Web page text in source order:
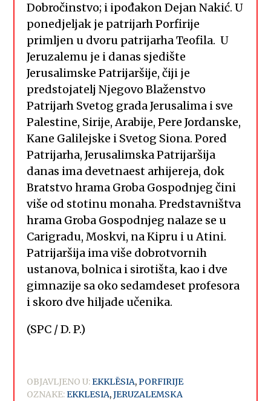
Dobročinstvo; i ipođakon Dejan Nakić. U
ponedjeljak je patrijarh Porfirije
primljen u dvoru patrijarha Teofila. U
Jeruzalemu je i danas sjedište
Jerusalimske Patrijaršije, čiji je
predstojatelj Njegovo Blaženstvo
Patrijarh Svetog grada Jerusalima i sve
Palestine, Sirije, Arabije, Pere Jordanske,
Kane Galilejske i Svetog Siona. Pored
Patrijarha, Jerusalimska Patrijaršija
danas ima devetnaest arhijereja, dok
Bratstvo hrama Groba Gospodnjeg čini
više od stotinu monaha. Predstavništva
hrama Groba Gospodnjeg nalaze se u
Carigradu, Moskvi, na Kipru i u Atini.
Patrijaršija ima više dobrotvornih
ustanova, bolnica i sirotišta, kao i dve
gimnazije sa oko sedamdeset profesora
i skoro dve hiljade učenika.
(SPC / D. P.)
OBJAVLJENO U:EKKLĒSIA,PORFIRIJE
OZNAKE:EKKLESIA,JERUZALEMSKA